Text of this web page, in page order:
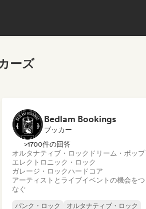
ーズ
Bedlam Bookings
ブッカー
>1700件の回答
オルタナティブ・ロック ドリーム・ポップ
エレクトロニック・ロック
ガレージ・ロックハードコア
アーティストとライブイベントの機会をつ
なぐ
パンク・ロック
オルタナティブ・ロック